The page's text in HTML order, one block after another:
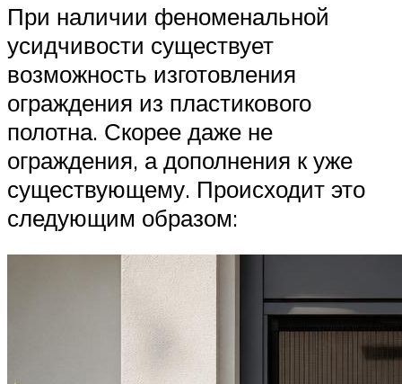
При наличии феноменальной
усидчивости существует
возможность изготовления
ограждения из пластикового
полотна. Скорее даже не
ограждения, а дополнения к уже
существующему. Происходит это
следующим образом: